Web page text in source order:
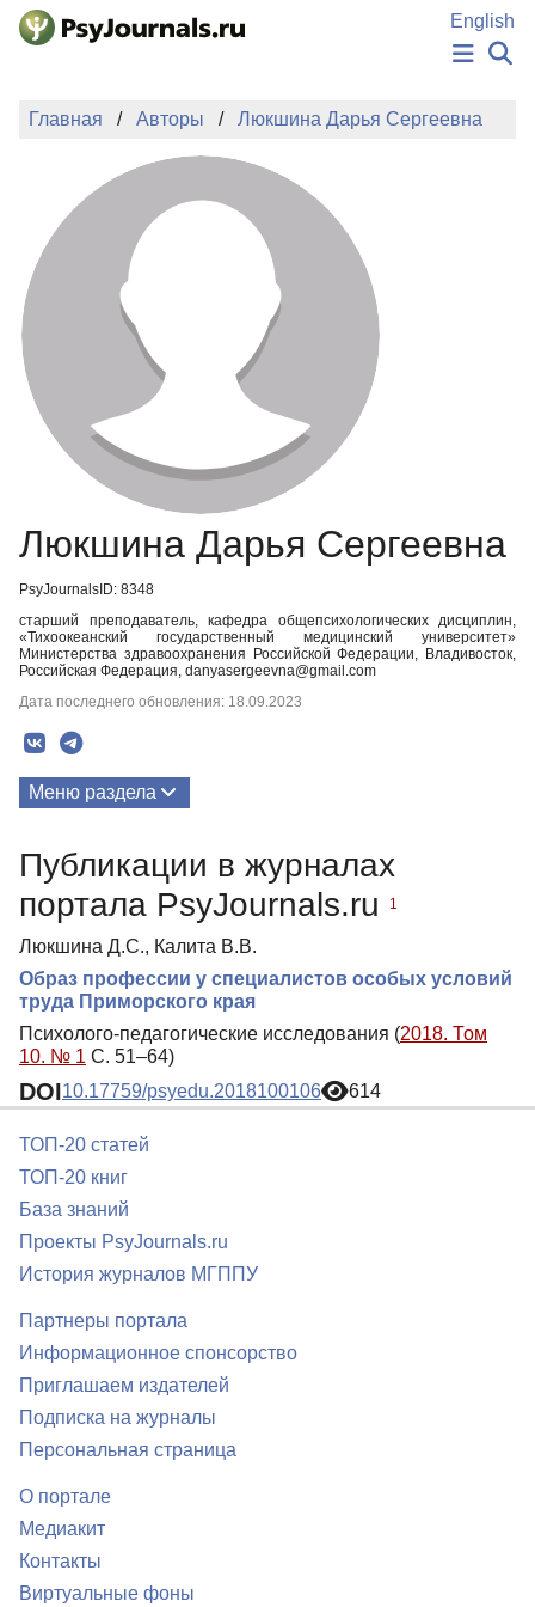
Перейти к основному содержанию
English
НОВОСТИ
АВТОРЫ
ПОДАТЬ РУКОПИСЬ
БАЗА ЗНАНИЙ
КЛЮЧЕВЫЕ СЛОВА
Регистрация
Главная Авторы Люкшина Дарья Сергеевна
Люкшина Дарья Сергеевна
PsyJournalsID: 8348
старший преподаватель, кафедра общепсихологических дисциплин,
«Тихоокеанский государственный медицинский университет»
Министерства здравоохранения Российской Федерации, Владивосток,
Российская Федерация, danyasergeevna@gmail.com
Дата последнего обновления: 18.09.2023
Меню раздела
Публикации в журналах
портала PsyJournals.ru
1
Люкшина Д.С., Калита В.В.
Образ профессии у специалистов особых условий
труда Приморского края
Психолого-педагогические исследования (2018. Том
10. № 1 С. 51–64)
DOI10.17759/psyedu.2018100106 614
ТОП-20 статей
ТОП-20 книг
База знаний
Проекты PsyJournals.ru
История журналов МГППУ
Партнеры портала
Информационное спонсорство
Приглашаем издателей
Подписка на журналы
Персональная страница
О портале
Медиакит
Контакты
Виртуальные фоны